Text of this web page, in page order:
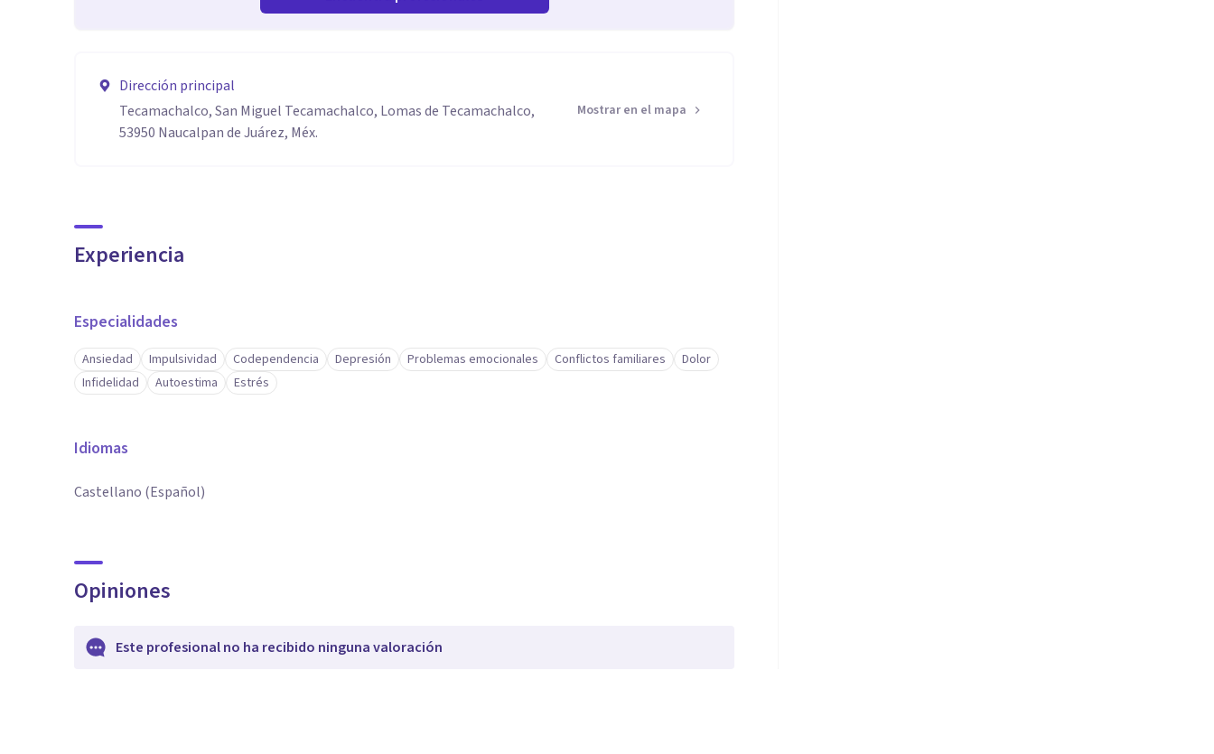
Dirección principal
Tecamachalco, San Miguel Tecamachalco, Lomas de Tecamachalco,
53950 Naucalpan de Juárez, Méx.
Mostrar en el mapa
Experiencia
Especialidades
Ansiedad Impulsividad Codependencia Depresión Problemas emocionales Conflictos familiares
Dolor
Infidelidad
Autoestima Estrés
Idiomas
Castellano (Español)
Opiniones
Este profesional no ha recibido ninguna valoración